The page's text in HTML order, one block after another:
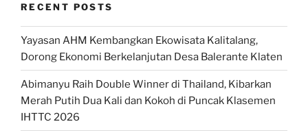
RECENT POSTS
Yayasan AHM Kembangkan Ekowisata Kalitalang,
Dorong Ekonomi Berkelanjutan Desa Balerante Klaten
Abimanyu Raih Double Winner di Thailand, Kibarkan
Merah Putih Dua Kali dan Kokoh di Puncak Klasemen
IHTTC 2026